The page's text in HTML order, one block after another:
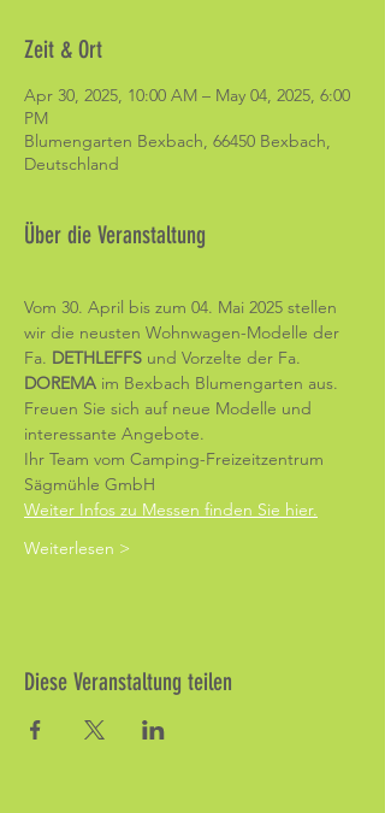
Zeit & Ort
Apr 30, 2025, 10:00 AM – May 04, 2025, 6:00
PM
Blumengarten Bexbach, 66450 Bexbach,
Deutschland
Über die Veranstaltung
Vom 30. April bis zum 04. Mai 2025 stellen
wir die neusten Wohnwagen-Modelle der
Fa. DETHLEFFS und Vorzelte der Fa.
DOREMA im Bexbach Blumengarten aus.
Freuen Sie sich auf neue Modelle und
interessante Angebote.
Ihr Team vom Camping-Freizeitzentrum
Sägmühle GmbH
Weiter Infos zu Messen finden Sie hier.
Weiterlesen >
Diese Veranstaltung teilen